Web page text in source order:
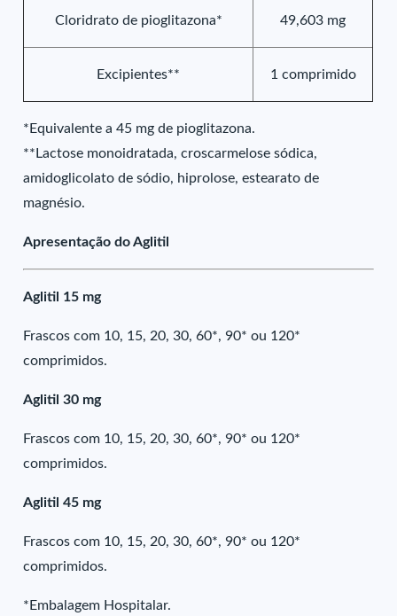
Cloridrato de pioglitazona* 49,603 mg
Excipientes** 1 comprimido
*Equivalente a 45 mg de pioglitazona.
**Lactose monoidratada, croscarmelose sódica,
amidoglicolato de sódio, hiprolose, estearato de
magnésio.
Apresentação do Aglitil
Aglitil 15 mg
Frascos com 10, 15, 20, 30, 60*, 90* ou 120*
comprimidos.
Aglitil 30 mg
Frascos com 10, 15, 20, 30, 60*, 90* ou 120*
comprimidos.
Aglitil 45 mg
Frascos com 10, 15, 20, 30, 60*, 90* ou 120*
comprimidos.
*Embalagem Hospitalar.